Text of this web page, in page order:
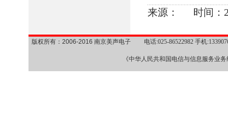
来源： 时间：
版权所有：2006-2016 南京美声电子 电话:025-86522982 手机
《中华人民共和国电信与信息服务业